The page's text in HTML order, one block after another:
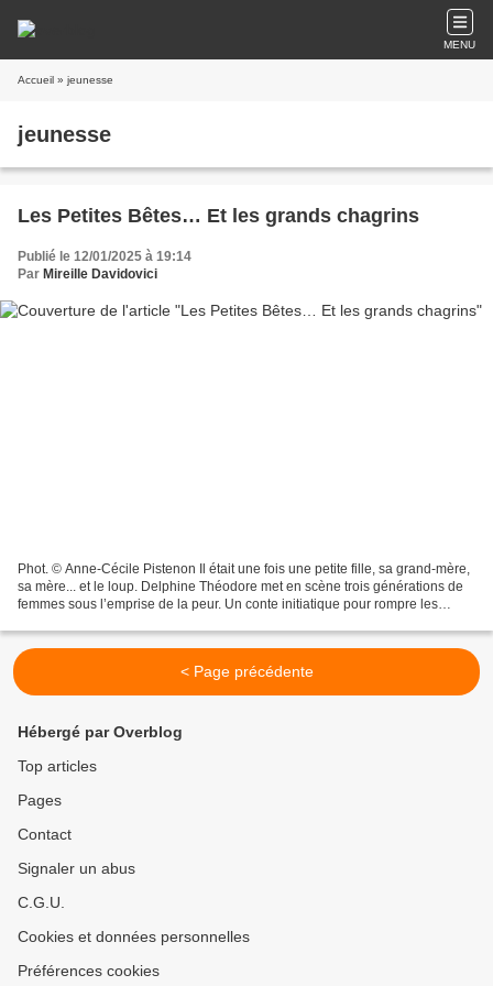
MENU
Accueil » jeunesse
jeunesse
Les Petites Bêtes… Et les grands chagrins
Publié le 12/01/2025 à 19:14
Par Mireille Davidovici
Phot. © Anne-Cécile Pistenon Il était une fois une petite fille, sa grand-mère,
sa mère... et le loup. Delphine Théodore met en scène trois générations de
femmes sous l’emprise de la peur. Un conte initiatique pour rompre les
< Page précédente
Hébergé par Overblog
Top articles
Pages
Contact
Signaler un abus
C.G.U.
Cookies et données personnelles
Préférences cookies